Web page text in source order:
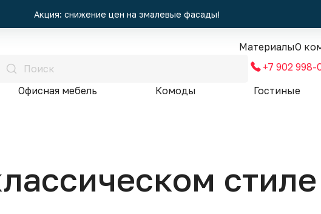
Акция: снижение цен на эмалевые фасады!
МатериалыО
+7 902 998-
Офисная мебель
Комоды Гостиные
стиле